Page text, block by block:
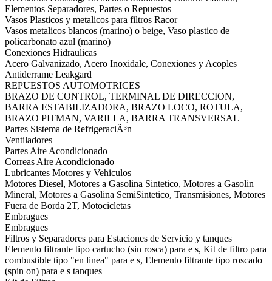
Elementos Separadores, Partes o Repuestos
Vasos Plasticos y metalicos para filtros Racor
Vasos metalicos blancos (marino) o beige, Vaso plastico de
policarbonato azul (marino)
Conexiones Hidraulicas
Acero Galvanizado, Acero Inoxidale, Conexiones y Acoples
Antiderrame Leakgard
REPUESTOS AUTOMOTRICES
BRAZO DE CONTROL, TERMINAL DE DIRECCION,
BARRA ESTABILIZADORA, BRAZO LOCO, ROTULA,
BRAZO PITMAN, VARILLA, BARRA TRANSVERSAL
Partes Sistema de RefrigeraciÃ³n
Ventiladores
Partes Aire Acondicionado
Correas Aire Acondicionado
Lubricantes Motores y Vehiculos
Motores Diesel, Motores a Gasolina Sintetico, Motores a Gasolin
Mineral, Motores a Gasolina SemiSintetico, Transmisiones, Motores
Fuera de Borda 2T, Motocicletas
Embragues
Embragues
Filtros y Separadores para Estaciones de Servicio y tanques
Elemento filtrante tipo cartucho (sin rosca) para e s, Kit de filtro para
combustible tipo "en linea" para e s, Elemento filtrante tipo roscado
(spin on) para e s tanques